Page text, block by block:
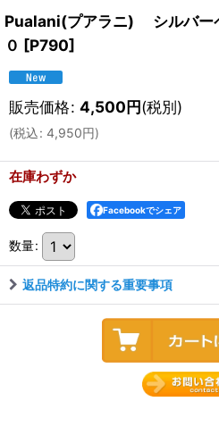
Pualani(プアラニ) シルバー
０ [P790]
販売価格: 4,500円(税別)
(税込: 4,950円)
在庫わずか
Facebookでシェア
数量:
返品特約に関する重要事項